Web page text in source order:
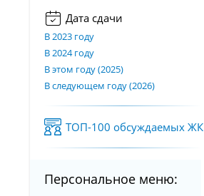
Дата сдачи
В 2023 году
В 2024 году
В этом году (2025)
В следующем году (2026)
ТОП-100 обсуждаемых ЖК
Персональное меню: